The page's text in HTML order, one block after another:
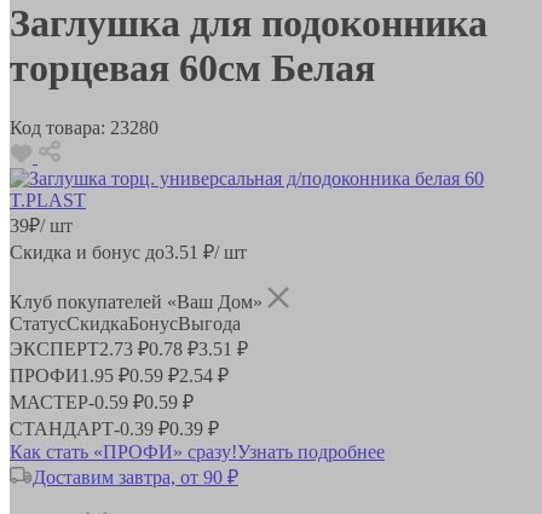
Заглушка для подоконника
торцевая 60см Белая
Код товара: 23280
39₽/ шт
Скидка и бонус до3.51 ₽/ шт
Клуб покупателей «Ваш Дом»
СтатусСкидкаБонусВыгода
ЭКСПЕРТ2.73 ₽0.78 ₽3.51 ₽
ПРОФИ1.95 ₽0.59 ₽2.54 ₽
МАСТЕР-0.59 ₽0.59 ₽
СТАНДАРТ-0.39 ₽0.39 ₽
Как стать «ПРОФИ» сразу!Узнать подробнее
Доставим завтра, от 90 ₽